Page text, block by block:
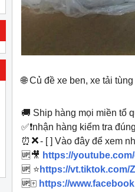
🌐 Củ đề xe ben, xe tải
🚚 Ship hàng mọi miền
✅❗️nhận hàng kiểm tra
⏰❌- [ ] Vào đây để xem
🆙️🎥 https://
🆙️ ⭐️ https://vt.tiktok.com/
🆙️🀄 https://